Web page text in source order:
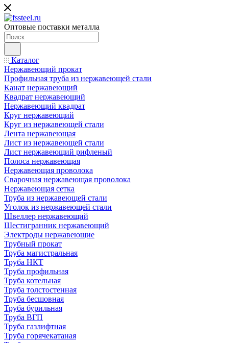
Оптовые поставки металла
Каталог
Нержавеющий прокат
Профильная труба из нержавеющей стали
Канат нержавеющий
Квадрат нержавеющий
Нержавеющий квадрат
Круг нержавеющий
Круг из нержавеющей стали
Лента нержавеющая
Лист из нержавеющей стали
Лист нержавеющий рифленый
Полоса нержавеющая
Нержавеющая проволока
Сварочная нержавеющая проволока
Нержавеющая сетка
Труба из нержавеющей стали
Уголок из нержавеющей стали
Швеллер нержавеющий
Шестигранник нержавеющий
Электроды нержавеющие
Трубный прокат
Труба магистральная
Труба НКТ
Труба профильная
Труба котельная
Труба толстостенная
Труба бесшовная
Труба бурильная
Труба ВГП
Труба газлифтная
Труба горячекатаная